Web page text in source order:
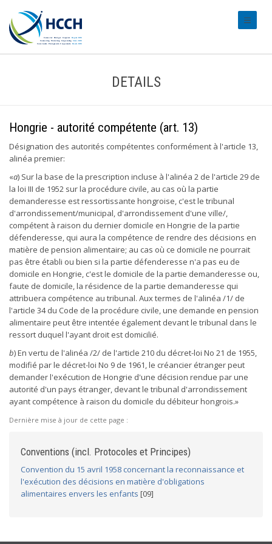
DETAILS
Hongrie - autorité compétente (art. 13)
Désignation des autorités compétentes conformément à l'article 13,
alinéa premier:
«a) Sur la base de la prescription incluse à l'alinéa 2 de l'article 29 de
la loi III de 1952 sur la procédure civile, au cas où la partie
demanderesse est ressortissante hongroise, c'est le tribunal
d'arrondissement/municipal, d'arrondissement d'une ville/,
compétent à raison du dernier domicile en Hongrie de la partie
défenderesse, qui aura la compétence de rendre des décisions en
matière de pension alimentaire; au cas où ce domicile ne pourrait
pas être établi ou bien si la partie défenderesse n'a pas eu de
domicile en Hongrie, c'est le domicile de la partie demanderesse ou,
faute de domicile, la résidence de la partie demanderesse qui
attribuera compétence au tribunal. Aux termes de l'alinéa /1/ de
l'article 34 du Code de la procédure civile, une demande en pension
alimentaire peut être intentée également devant le tribunal dans le
ressort duquel l'ayant droit est domicilié.
b) En vertu de l'alinéa /2/ de l'article 210 du décret-loi No 21 de 1955,
modifié par le décret-loi No 9 de 1961, le créancier étranger peut
demander l'exécution de Hongrie d'une décision rendue par une
autorité d'un pays étranger, devant le tribunal d'arrondissement
ayant compétence à raison du domicile du débiteur hongrois.»
Dernière mise à jour de cette page :
Conventions (incl. Protocoles et Principes)
Convention du 15 avril 1958 concernant la reconnaissance et
l'exécution des décisions en matière d'obligations
alimentaires envers les enfants [09]